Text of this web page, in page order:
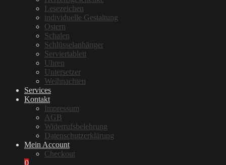
Lesezeichen
individuelle Gestaltung
Ostern
Schalen
Schlüsselanhänger
Serviertablett
Uhren
Untersetzer
Weihnachten
Services
Kontakt
Impressum
AGB
Widerrufsbelehrung
Datenschutzerklärung
Mein Account
Checkout
0